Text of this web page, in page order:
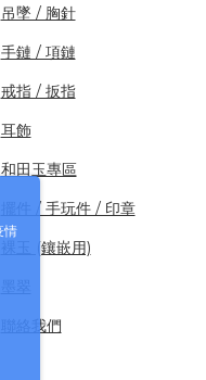
吊墜 / 胸針
手鏈 / 項鏈
戒指 / 扳指
耳飾
和田玉專區
擺件 / 手玩件 / 印章
裸玉 (鑲嵌用)
聯絡我們